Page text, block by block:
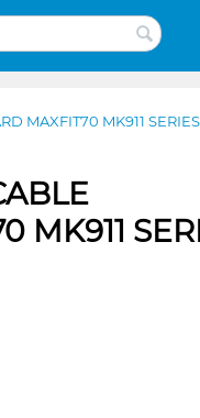
MAXFIT70 MK911 SERIES
MK911